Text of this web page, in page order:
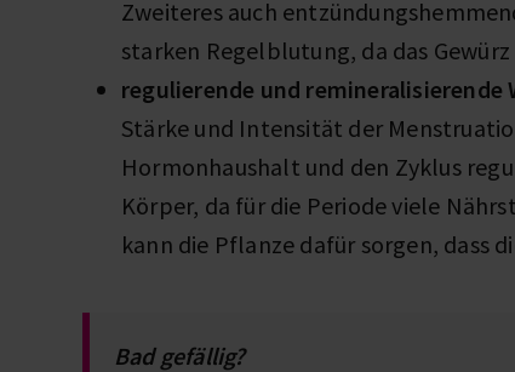
Zweiteres auch
starken Regelblutung, da das
regulierende und remineralisierende
Stärke und Intensität der
Hormonhaushalt und den Zyklus
Körper, da für die Periode viele
kann die Pflanze dafür sorgen, dass
Bad gefällig?